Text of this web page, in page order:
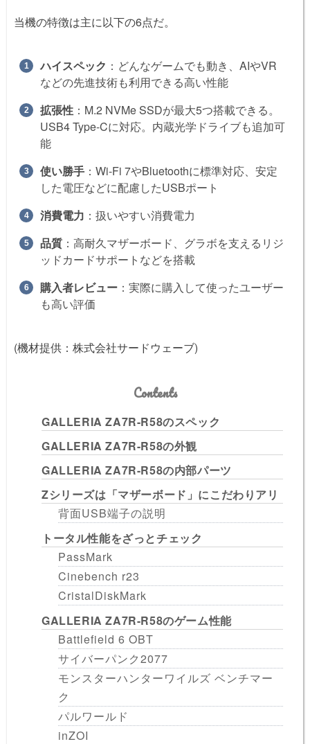
当機の特徴は主に以下の6点だ。
ハイスペック ：どんなゲームでも動き、AIやVR
などの先進技術も利用できる高い性能
拡張性 ：M.2 NVMe SSDが最大5つ搭載できる。
USB4 Type-Cに対応。内蔵光学ドライブも追加可
能
使い勝手 ：Wi-Fi 7やBluetoothに標準対応、安定
した電圧などに配慮したUSBポート
消費電力 ：扱いやすい消費電力
品質 ：高耐久マザーボード、グラボを支えるリジ
ッドカードサポートなどを搭載
購入者レビュー ：実際に購入して使ったユーザー
も高い評価
(機材提供：株式会社サードウェーブ)
Contents
GALLERIA ZA7R-R58のスペック
GALLERIA ZA7R-R58の外観
GALLERIA ZA7R-R58の内部パーツ
Zシリーズは「マザーボード」にこだわりアリ
背面USB端子の説明
トータル性能をざっとチェック
PassMark
Cinebench r23
CristalDiskMark
GALLERIA ZA7R-R58のゲーム性能
Battlefield 6 OBT
サイバーパンク2077
モンスターハンターワイルズ ベンチマー
ク
パルワールド
inZOI